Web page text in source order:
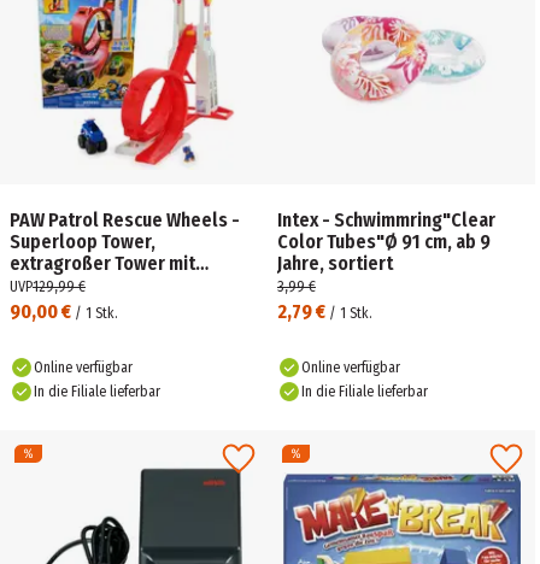
PAW Patrol Rescue Wheels -
Superloop Tower,
extragroßer Tower mit
Startrampe und Looping,
Licht- & Geräuscheffekten
90,00 € / 1 Stk.
UVP129,99 €
Online verfügbar
In die Filiale lieferbar
Intex - Schwimmring"Clear
Color Tubes"Ø 91 cm, ab 9
Jahre, sortiert
2,79 € / 1 Stk.
3,99 €
Online verfügbar
In die Filiale lieferbar